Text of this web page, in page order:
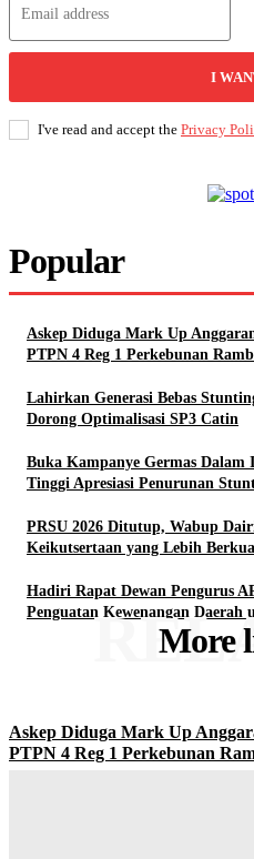
I
I've read and accept the Privacy
Popular
Askep Diduga Mark Up
PTPN 4 Reg 1 Perkebunan
Lahirkan Generasi Bebas
Dorong Optimalisasi SP3 Catin
Buka Kampanye Germas Dalam
Tinggi Apresiasi Penurunan
PRSU 2026 Ditutup, Wabup
Keikutsertaan yang Lebih
Hadiri Rapat Dewan Pengurus
Penguatan Kewenangan Daerah
More
Askep Diduga Mark Up
PTPN 4 Reg 1 Perkebunan